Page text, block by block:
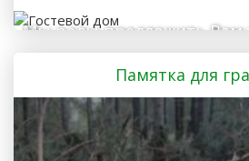
Мы рады предложить Вам
дома
Памятка для